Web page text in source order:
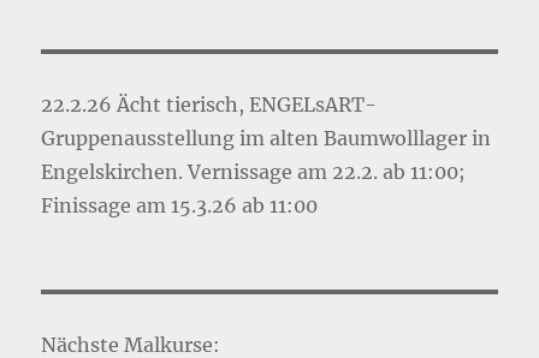
22.2.26 Ächt tierisch, ENGELsART-
Gruppenausstellung im alten Baumwolllager in
Engelskirchen. Vernissage am 22.2. ab 11:00;
Finissage am 15.3.26 ab 11:00
Nächste Malkurse: